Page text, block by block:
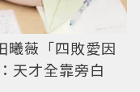
曦薇「四敗愛因
天才全靠旁白